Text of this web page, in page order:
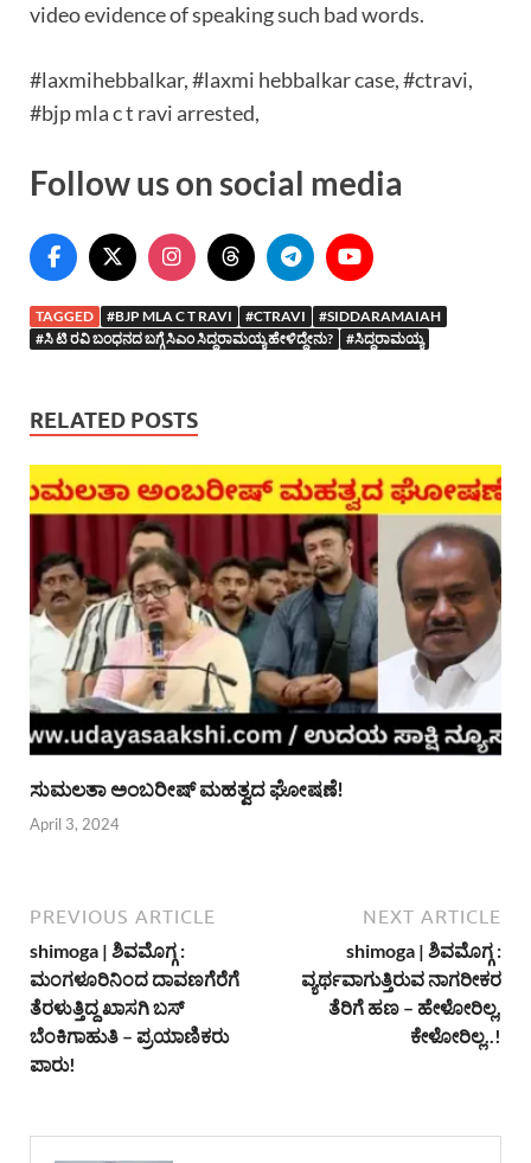
video evidence of speaking such bad words.
#laxmihebbalkar, #laxmi hebbalkar case, #ctravi,
#bjp mla c t ravi arrested,
Follow us on social media
TAGGED #BJP MLA C T RAVI #CTRAVI
#SIDDARAMAIAH
#ಸಿ ಟಿ ರವಿ ಬಂಧನದ ಬಗ್ಗೆ ಸಿಎಂ ಸಿದ್ದರಾಮಯ್ಯ ಹೇಳಿದ್ದೇನು?
#ಸಿದ್ದರಾಮಯ್ಯ
RELATED POSTS
ಸುಮಲತಾ ಅಂಬರೀಷ್ ಮಹತ್ವದ ಘೋಷಣೆ!
April 3, 2024
PREVIOUS ARTICLE
shimoga | ಶಿವಮೊಗ್ಗ :
ಮಂಗಳೂರಿನಿಂದ ದಾವಣಗೆರೆಗೆ
ತೆರಳುತ್ತಿದ್ದ ಖಾಸಗಿ ಬಸ್
ಬೆಂಕಿಗಾಹುತಿ – ಪ್ರಯಾಣಿಕರು
ಪಾರು!
NEXT ARTICLE
shimoga | ಶಿವಮೊಗ್ಗ :
ವ್ಯರ್ಥವಾಗುತ್ತಿರುವ ನಾಗರೀಕರ
ತೆರಿಗೆ ಹಣ – ಹೇಳೋರಿಲ್ಲ,
ಕೇಳೋರಿಲ್ಲ..!